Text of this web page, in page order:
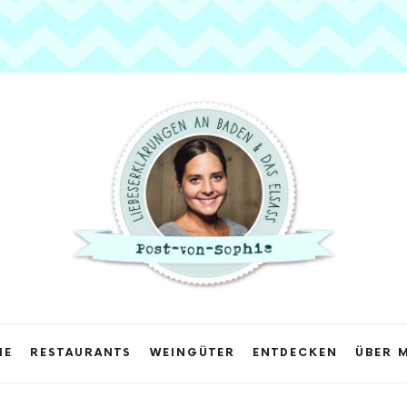
Post
von
Sophie
RESTAURANTS WEINGÜTER ENTDECKEN ÜBER